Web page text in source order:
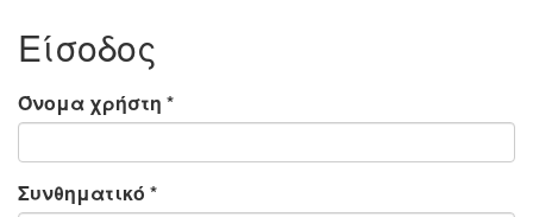
Είσοδος
Όνομα χρήστη *
Συνθηματικό *